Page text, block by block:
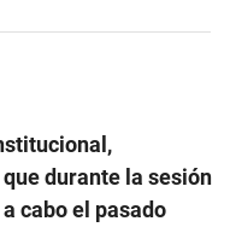
que durante la sesión
cabo el pasado